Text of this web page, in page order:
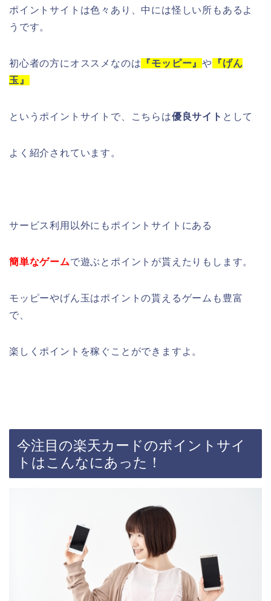
ポイントサイトは色々あり、中には怪しい所もあるよ
うです。
初心者の方にオススメなのは 『モッピー』や 『げん
玉』
というポイントサイトで、こちらは優良サイト として
よく紹介されています。
サービス利用以外にもポイントサイトにある
簡単なゲームで遊ぶとポイントが貰えたりもします。
モッピーやげん玉はポイントの貰えるゲームも豊富
で、
楽しくポイントを稼ぐことができますよ。
今注目の楽天カードのポイントサイ
トはこんなにあった！